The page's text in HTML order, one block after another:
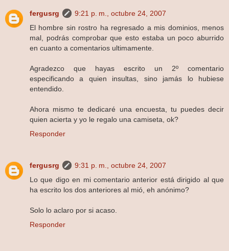
fergusrg
9:21 p. m., octubre 24, 2007
El hombre sin rostro ha regresado a mis dominios, menos
mal, podrás comprobar que esto estaba un poco aburrido
en cuanto a comentarios ultimamente.
Agradezco que hayas escrito un 2º comentario
especificando a quien insultas, sino jamás lo hubiese
entendido.
Ahora mismo te dedicaré una encuesta, tu puedes decir
quien acierta y yo le regalo una camiseta, ok?
Responder
fergusrg
9:31 p. m., octubre 24, 2007
Lo que digo en mi comentario anterior está dirigido al que
ha escrito los dos anteriores al mió, eh anónimo?
Solo lo aclaro por si acaso.
Responder